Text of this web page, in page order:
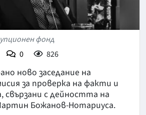
фонд
0 826
ново заседание на
за проверка на факти и
с дейността на
Божанов-Нотариуса.